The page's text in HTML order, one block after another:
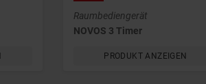
Raumbediengerät
NOVOS 3 Timer
PRODUKT ANZEIGEN